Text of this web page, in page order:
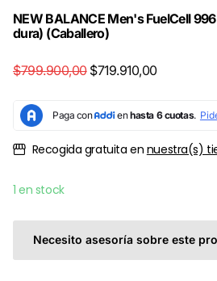
NEW BALANCE Men's FuelCell
dura) (Caballero)
$799.900,00$719.910,00
Recogida gratuita en nuestra(s)
1 en stock
Necesito asesoría sobre este